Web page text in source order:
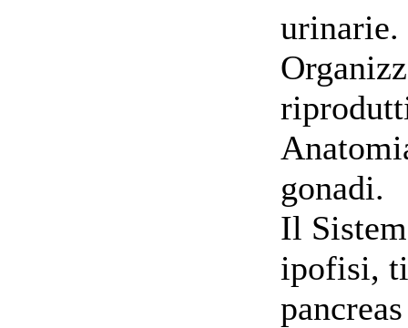
urinarie.
gonadi.
Il
ipofisi,